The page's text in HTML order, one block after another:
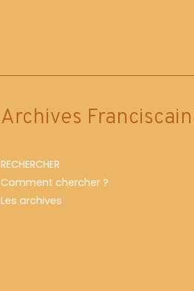
Archives
RECHERCHER
Comment chercher ?
Les archives